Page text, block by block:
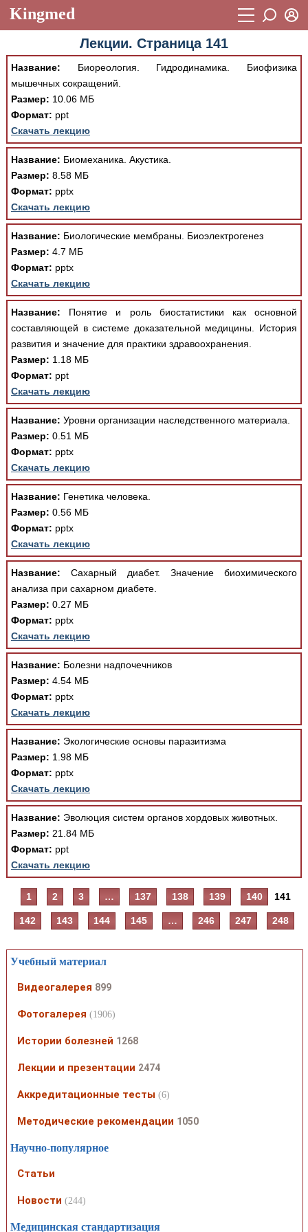
Kingmed
Учебный материал
Видеогалерея 899
Фотогалерея (1906)
Истории болезней
Лекции и презентации 2474
Аккредитационные тесты
Методические рекомендации
Научно-популярное
Статьи
Новости (244)
Медицинская стандартизация
Нормативы экстренной и неотложной помощи
Нормы лабораторных и инструментальных
исследований
Обратная связь
Добавить материал
FAQ
Логин (E-mail):
Пароль
Восстановить пароль
Регистрация
Лекции. Страница 141
Название: Биореология. Гидродинамика. Биофизика
мышечных сокращений.
Размер: 10.06 МБ
Формат: ppt
Скачать лекцию
Название: Биомеханика. Акустика.
Размер: 8.58 МБ
Формат: pptx
Скачать лекцию
Название: Биологические мембраны. Биоэлектрогенез
Размер: 4.7 МБ
Формат: pptx
Скачать лекцию
Название: Понятие и роль биостатистики как основной
составляющей в системе доказательной медицины. История
развития и значение для практики здравоохранения.
Размер: 1.18 МБ
Формат: ppt
Скачать лекцию
Название: Уровни организации наследственного материала.
Размер: 0.51 МБ
Формат: pptx
Скачать лекцию
Название: Генетика человека.
Размер: 0.56 МБ
Формат: pptx
Скачать лекцию
Название: Сахарный диабет. Значение биохимического
анализа при сахарном диабете.
Размер: 0.27 МБ
Формат: pptx
Скачать лекцию
Название: Болезни надпочечников
Размер: 4.54 МБ
Формат: pptx
Скачать лекцию
Название: Экологические основы паразитизма
Размер: 1.98 МБ
Формат: pptx
Скачать лекцию
Название: Эволюция систем органов хордовых животных.
Размер: 21.84 МБ
Формат: ppt
Скачать лекцию
1 2 3 … 137 138 139 140 141
142 143 144 145 … 246 247 248
Учебный материал
Видеогалерея 899
Фотогалерея (1906)
Истории болезней 1268
Лекции и презентации 2474
Аккредитационные тесты (6)
Методические рекомендации 1050
Научно-популярное
Статьи
Новости (244)
Медицинская стандартизация